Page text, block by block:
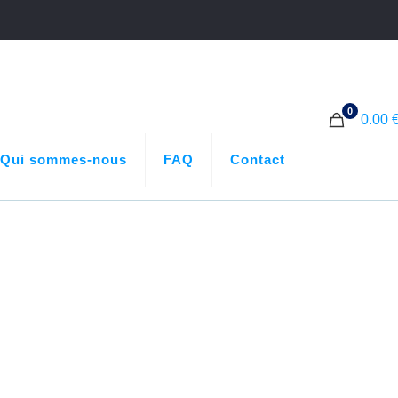
Qui sommes-nous FAQ Contact
0
0.00